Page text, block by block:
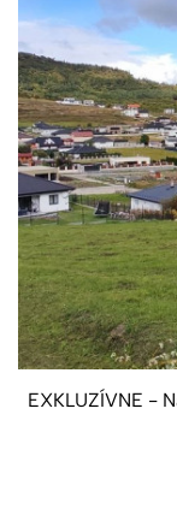
EXKLUZÍVNE -